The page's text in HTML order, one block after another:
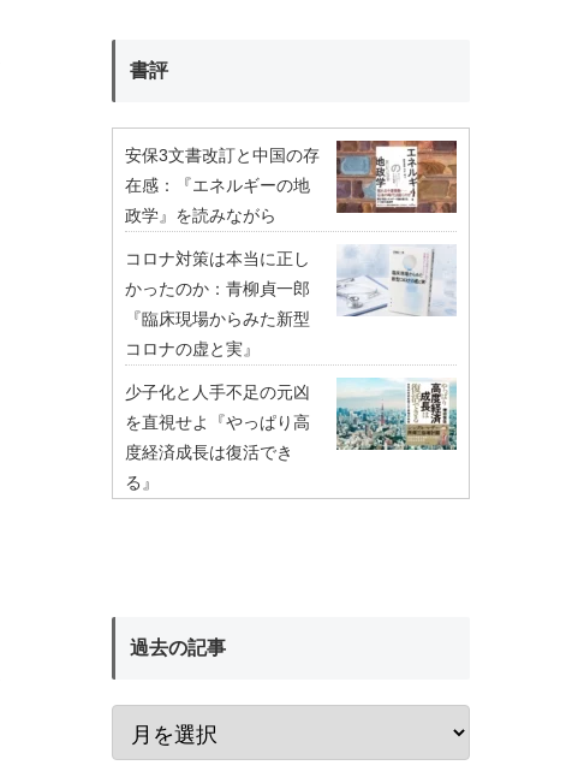
書評
安保3文書改訂と中国の存
在感：『エネルギーの地
政学』を読みながら
コロナ対策は本当に正し
かったのか：青柳貞一郎
『臨床現場からみた新型
コロナの虚と実』
少子化と人手不足の元凶
を直視せよ『やっぱり高
度経済成長は復活でき
る』
過去の記事